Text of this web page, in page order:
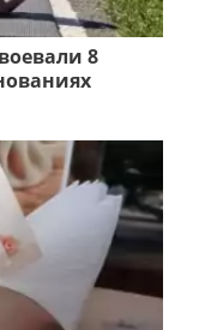
8